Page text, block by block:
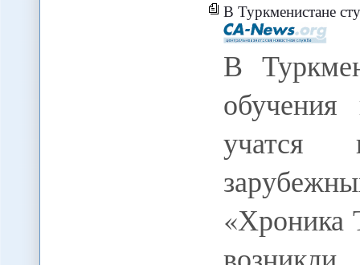
В Туркменистане
В
учатся
«Хроника